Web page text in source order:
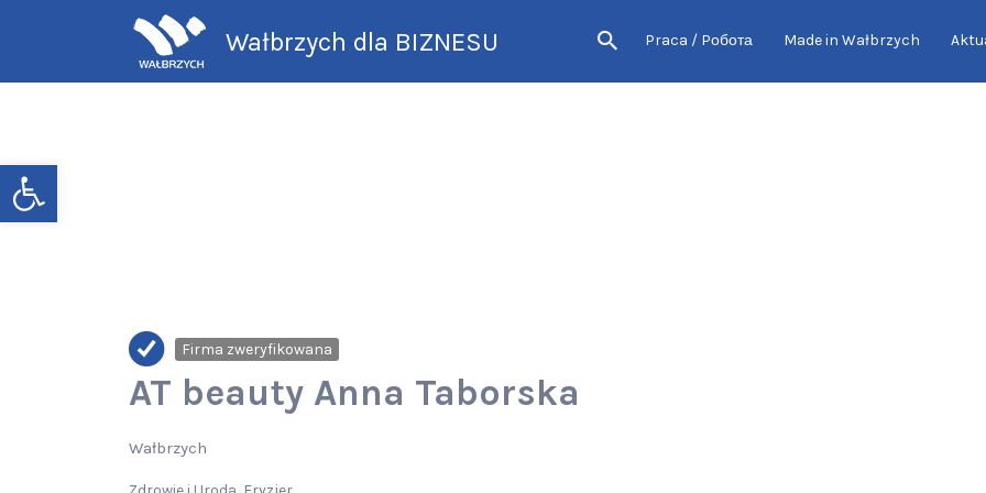
Open toolbar
Wałbrzych dla BIZNESU Praca / Pобота Made in Wałbrzych
Search
for:
Firma zweryfikowana
AT beauty Anna Taborska
Wałbrzych